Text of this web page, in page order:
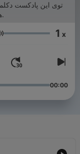
توی این پادکست
های ناب رو میتونید در پادگیرهای معتبر دنبال کنید.
Hangerő 1 x
00:00